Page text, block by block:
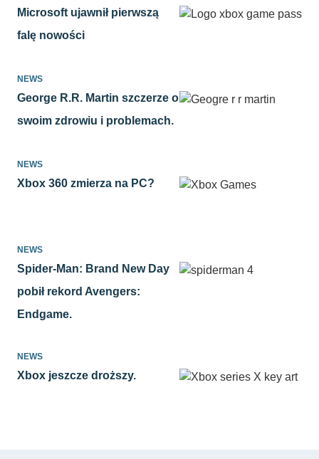
Microsoft ujawnił pierwszą
falę nowości
NEWS
George R.R. Martin szczerze o
swoim zdrowiu i problemach.
NEWS
Xbox 360 zmierza na PC?
NEWS
Spider-Man: Brand New Day
pobił rekord Avengers:
Endgame.
NEWS
Xbox jeszcze droższy.